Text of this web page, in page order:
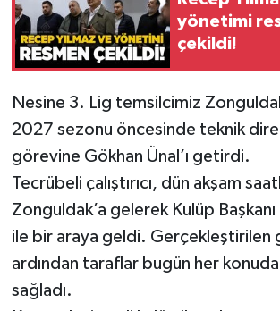
yönetimi
çekildi!
Nesine 3. Lig temsilcimiz
2027 sezonu öncesinde teknik
görevine Gökhan Ünal’ı getirdi.
Tecrübeli çalıştırıcı, dün akşam
Zonguldak’a gelerek Kulüp
ile bir araya geldi. Gerçekleştirilen
ardından taraflar bugün her
sağladı.
Gökçebey
İş ilanı
Kilimli
Kültür - Sanat
MAGAZİN